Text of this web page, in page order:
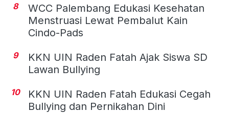
8
WCC Palembang Edukasi Kesehatan
Menstruasi Lewat Pembalut Kain
Cindo-Pads
9
KKN UIN Raden Fatah Ajak Siswa SD
Lawan Bullying
10
KKN UIN Raden Fatah Edukasi Cegah
Bullying dan Pernikahan Dini